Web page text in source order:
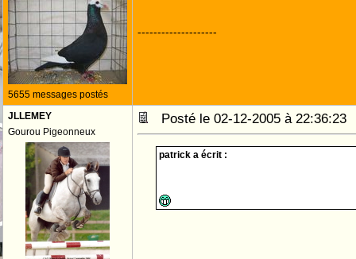
5655 messages postés
--------------------
JLLEMEY
Gourou Pigeonneux
Posté le 02-12-2005 à
patrick a écrit :